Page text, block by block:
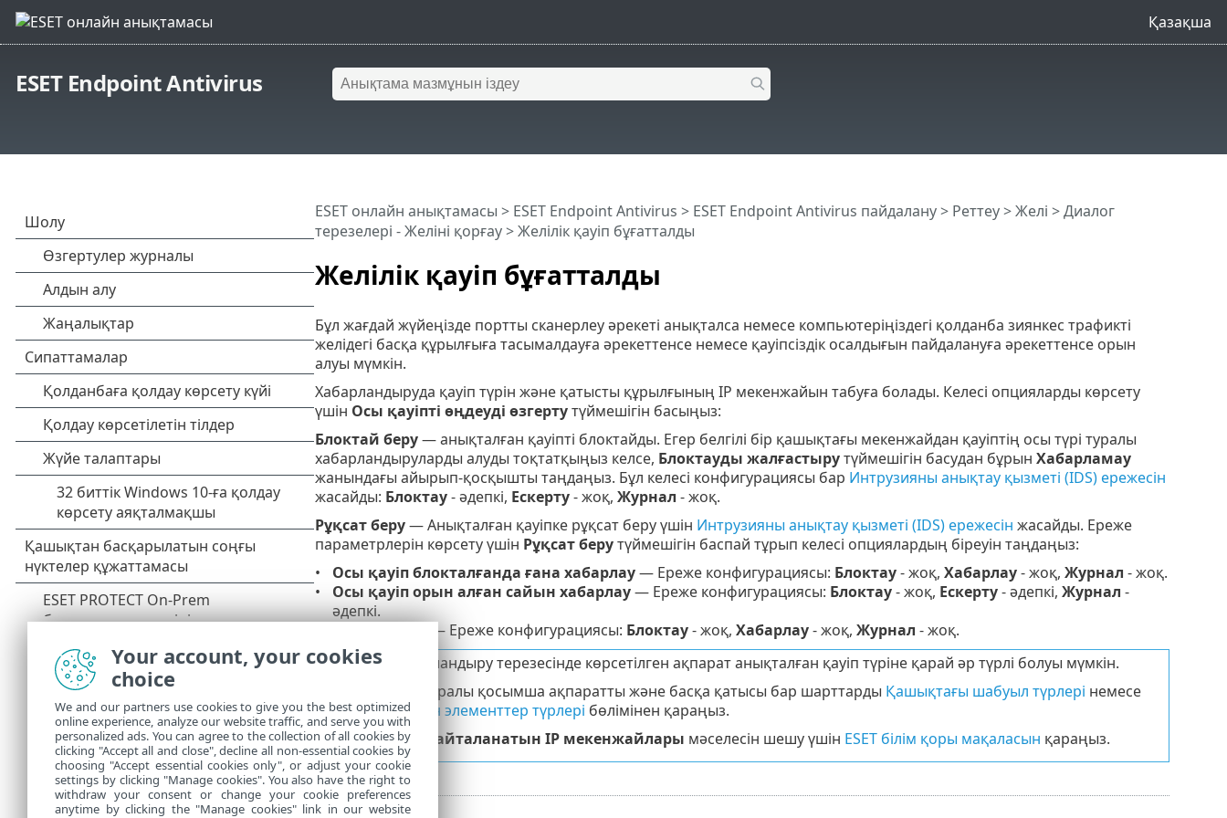
Қазақша
ESET Endpoint Antivirus
Желілік қауіп бұғатталды
ESET онлайн анықтамасы > ESET Endpoint Antivirus > ESET Endpoint Antivirus пайдалану> Реттеу>Желі > Диалог
терезелері - Желіні қорғау > Желілік қауіп бұғатталды
Бұл жағдай жүйеңізде портты сканерлеу әрекеті анықталса немесе компьютеріңіздегі қолданба зиянкес трафикті
желідегі басқа құрылғыға тасымалдауға әрекеттенсе немесе қауіпсіздік осалдығын пайдалануға әрекеттенсе орын
алуы мүмкін.
Хабарландыруда қауіп түрін және қатысты құрылғының IP мекенжайын табуға болады. Келесі опцияларды көрсету
үшін Осы қауіпті өңдеуді өзгертутүймешігін басыңыз:
Блоктай беру— анықталған қауіпті блоктайды. Егер белгілі бір қашықтағы мекенжайдан қауіптің осы түрі туралы
хабарландыруларды алуды тоқтатқыңыз келсе, Блоктауды жалғастырутүймешігін басудан бұрын Хабарламау
жанындағы айырып-қосқышты таңдаңыз. Бұл келесі конфигурациясы бар Интрузияны анықтау қызметі (IDS) ережесін
жасайды: Блоктау- әдепкі, Ескерту- жоқ, Журнал - жоқ.
Рұқсат беру— Анықталған қауіпке рұқсат беру үшін Интрузияны анықтау қызметі (IDS) ережесін жасайды. Ереже
параметрлерін көрсету үшін Рұқсат берутүймешігін баспай тұрып келесі опциялардың біреуін таңдаңыз:
Осы қауіп блокталғанда ғана хабарлау— Ереже конфигурациясы: Блоктау- жоқ, Хабарлау- жоқ, Журнал - жоқ.
Осы қауіп орын алған сайын хабарлау— Ереже конфигурациясы: Блоктау- жоқ, Ескерту- әдепкі, Журнал -
әдепкі.
— Ереже конфигурациясы: Блоктау- жоқ, Хабарлау- жоқ, Журнал - жоқ.
Осы хабарландыру терезесінде көрсетілген ақпарат анықталған қауіп түріне қарай әр түрлі болуы мүмкін.
Қауіптер туралы қосымша ақпаратты және басқа қатысы бар шарттарды Қашықтағы шабуыл түрлері немесе
Анықталған элементтер түрлері бөлімінен қараңыз.
Желідегі қайталанатын IP мекенжайлары мәселесін шешу үшін ESET білім қоры мақаласын қараңыз.
Your account, your cookies
choice
We and our partners use cookies to give you the best optimized
online experience, analyze our website traffic, and serve you with
personalized ads. You can agree to the collection of all cookies by
clicking "Accept all and close", decline all non-essential cookies by
choosing "Accept essential cookies only", or adjust your cookie
settings by clicking "Manage cookies". You also have the right to
withdraw your consent or change your cookie preferences
anytime by clicking the "Manage cookies" link in our website